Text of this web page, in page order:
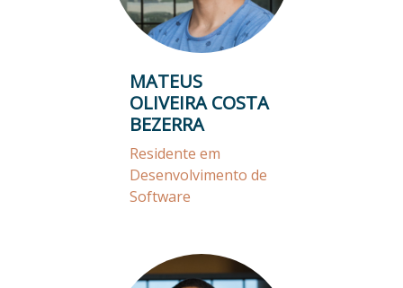
MATEUS
OLIVEIRA COSTA
BEZERRA
Residente em
Desenvolvimento de
Software